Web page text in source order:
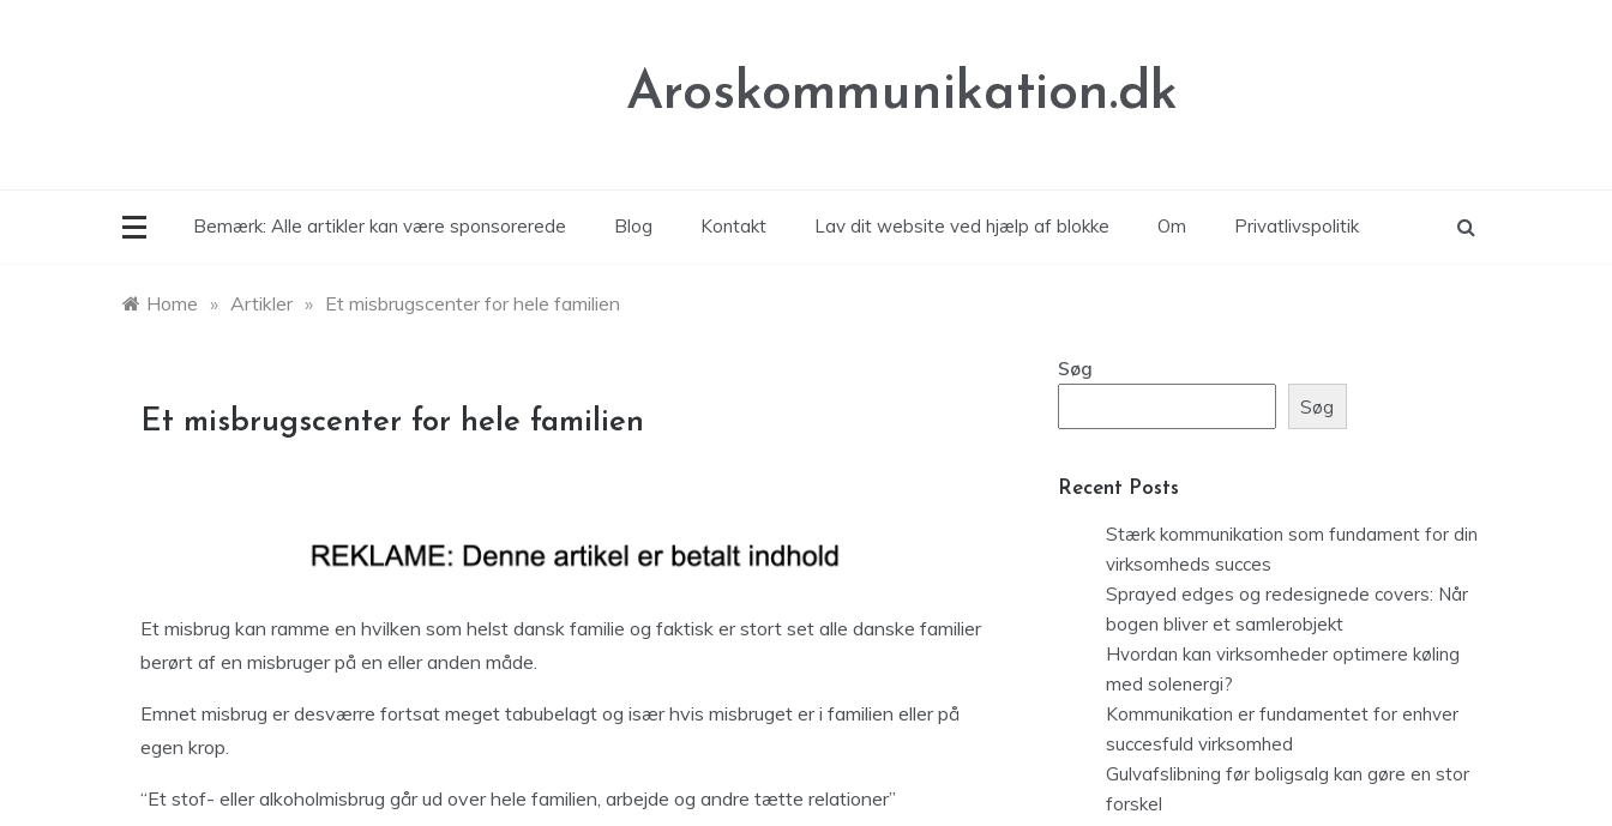
Aroskommunikation.dk
Bemærk: Alle artikler kan være sponsorerede Blog Kontakt Lav dit website ved hjælp af blokke Om Privatlivspolitik
Home » Artikler » Et misbrugscenter for hele familien
Et misbrugscenter for hele familien
Et misbrug kan ramme en hvilken som helst dansk familie og faktisk er stort set alle danske familier
berørt af en misbruger på en eller anden måde.
Emnet misbrug er desværre fortsat meget tabubelagt og især hvis misbruget er i familien eller på
egen krop.
“Et stof- eller alkoholmisbrug går ud over hele familien, arbejde og andre tætte relationer”
Søg
Søg
Recent Posts
Stærk kommunikation som fundament for din
virksomheds succes
Sprayed edges og redesignede covers: Når
bogen bliver et samlerobjekt
Hvordan kan virksomheder optimere køling
med solenergi?
Kommunikation er fundamentet for enhver
succesfuld virksomhed
Gulvafslibning før boligsalg kan gøre en stor
forskel